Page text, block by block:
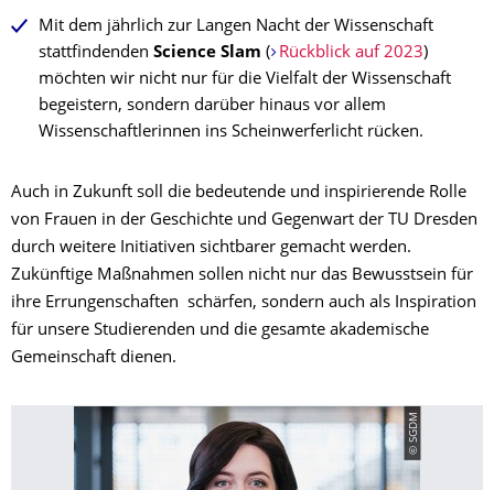
Mit dem jährlich zur Langen Nacht der Wissenschaft
stattfindenden Science Slam ( Rückblick auf 2023)
möchten wir nicht nur für die Vielfalt der Wissenschaft
begeistern, sondern darüber hinaus vor allem
Wissenschaftlerinnen ins Scheinwerferlicht rücken.
Auch in Zukunft soll die bedeutende und inspirierende Rolle
von Frauen in der Geschichte und Gegenwart der TU Dresden
durch weitere Initiativen sichtbarer gemacht werden.
Zukünftige Maßnahmen sollen nicht nur das Bewusstsein für
ihre Errungenschaften schärfen, sondern auch als Inspiration
für unsere Studierenden und die gesamte akademische
Gemeinschaft dienen.
© SGDM